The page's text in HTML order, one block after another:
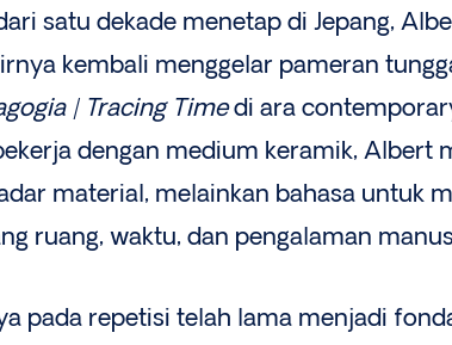
satu dekade menetap di Jepang,
kembali menggelar pameran
| Tracing Timedi ara
dengan medium keramik, Albert
material, melainkan bahasa untuk
ruang, waktu, dan pengalaman
pada repetisi telah lama menjadi